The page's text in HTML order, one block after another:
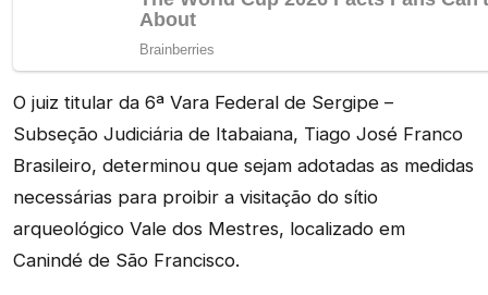
O juiz titular da 6ª Vara Federal de Sergipe –
Subseção Judiciária de Itabaiana, Tiago José Franco
Brasileiro, determinou que sejam adotadas as medidas
necessárias para proibir a visitação do sítio
arqueológico Vale dos Mestres, localizado em
Canindé de São Francisco.